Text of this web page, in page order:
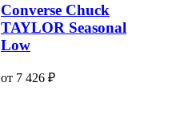
Converse Chuck
TAYLOR Seasonal
Low
от 7 426 ₽